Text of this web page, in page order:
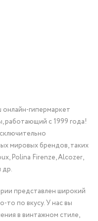
гипермаркет
работающий с 1999 года!
мировых брендов, таких
Polina Firenze, Alcozer,
др.
представлен широкий
то по вкусу. У нас вы
в винтажном стиле,